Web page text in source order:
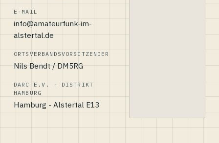
E-MAIL
info@amateurfunk-im-
alstertal.de
ORTSVERBANDSVORSITZENDER
Nils Bendt / DM5RG
DARC E.V. - DISTRIKT
HAMBURG
Hamburg - Alstertal E13